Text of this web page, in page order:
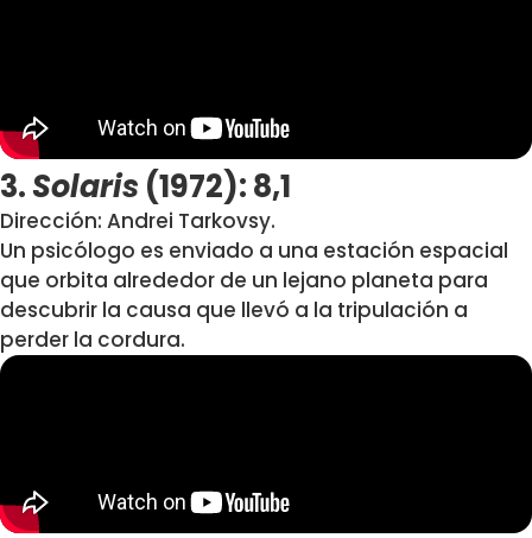
3.Solaris (1972): 8,1
Dirección: Andrei Tarkovsy.
Un psicólogo es enviado a una estación espacial
que orbita alrededor de un lejano planeta para
descubrir la causa que llevó a la tripulación a
perder la cordura.